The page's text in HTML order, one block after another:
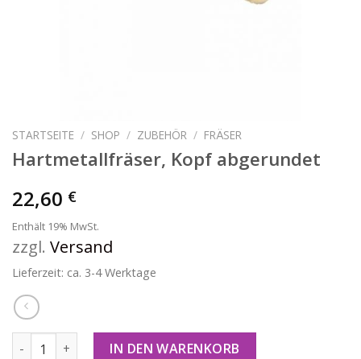
STARTSEITE / SHOP / ZUBEHÖR / FRÄSER
Hartmetallfräser, Kopf abgerundet
22,60 €
Enthält 19% MwSt.
zzgl. Versand
Lieferzeit: ca. 3-4 Werktage
Hartmetallfräser, Kopf abgerundet Menge
IN DEN WARENKORB